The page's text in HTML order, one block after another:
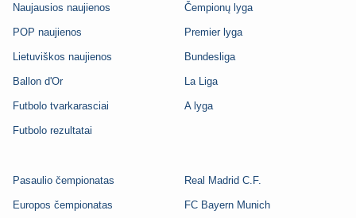
Naujausios naujienos
POP naujienos
Lietuviškos naujienos
Ballon d'Or
Futbolo tvarkarasciai
Futbolo rezultatai
Čempionų lyga
Premier lyga
Bundesliga
La Liga
A lyga
Pasaulio čempionatas
Europos čempionatas
Real Madrid C.F.
FC Bayern Munich